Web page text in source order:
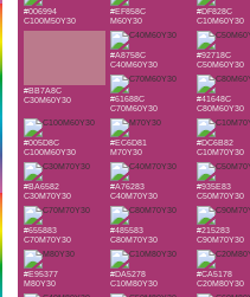
#006994
C100M50Y30
#EF858C
M60Y30
#DF828C
C10M60Y30
#BB7A8C
C30M60Y30
#A8758C
C40M60Y30
#92718C
C50M60Y30
#61688C
C70M60Y30
#41648C
C80M60Y30
#005D8C
C100M60Y30
#EC6D81
M70Y30
#DC6B82
C10M70Y30
#BA6582
C30M70Y30
#A76283
C40M70Y30
#935E83
C50M70Y30
#655883
C70M70Y30
#485583
C80M70Y30
#215283
C90M70Y30
#E95377
M80Y30
#DA5278
C10M80Y30
#CA5178
C20M80Y30